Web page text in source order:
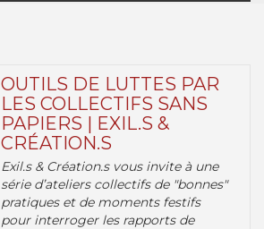
OUTILS DE LUTTES PAR
LES COLLECTIFS SANS
PAPIERS | EXIL.S &
CRÉATION.S
Exil.s & Création.s vous invite à une
série d’ateliers collectifs de "bonnes"
pratiques et de moments festifs
pour interroger les rapports de